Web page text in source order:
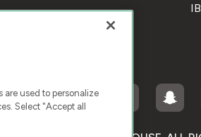
are used to personalize
Select "Accept all